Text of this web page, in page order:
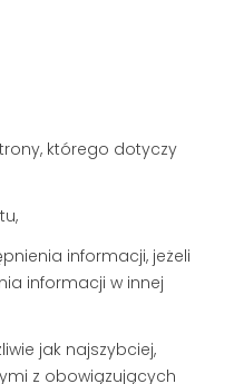
którego dotyczy
informacji, jeżeli
informacji w innej
jak najszybciej,
z obowiązujących